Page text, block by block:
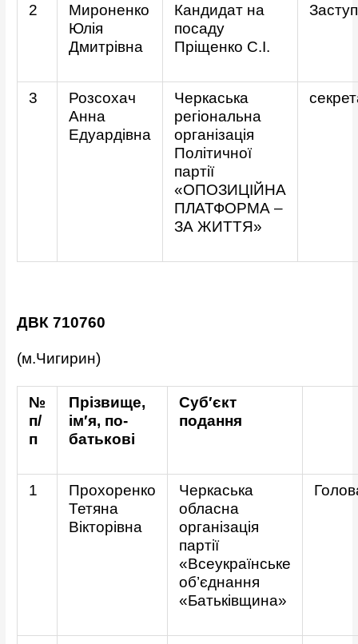
2
Мироненко
Юлія
Дмитрівна
Кандидат на
посаду
Пріщенко С.І.
3
Розсохач
Анна
Едуардівна
Черкаська
регіональна
організація
Політичної
партії
«ОПОЗИЦІЙНА
ПЛАТФОРМА –
ЗА ЖИТТЯ»
ДВК 710760
(м.Чигирин)
№
п/
п
Прізвище,
ім′я, по-
батькові
Суб′єкт
подання
1
Прохоренко
Тетяна
Вікторівна
Черкаська
обласна
організація
партії
«Всеукраїнське
об’єднання
«Батьківщина»